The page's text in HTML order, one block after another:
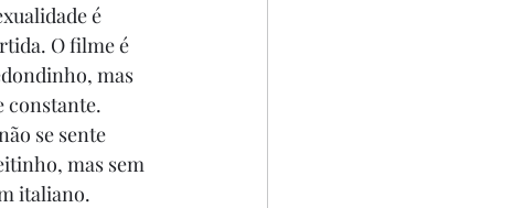
é
O filme é
mas
constante.
se sente
mas sem
italiano.